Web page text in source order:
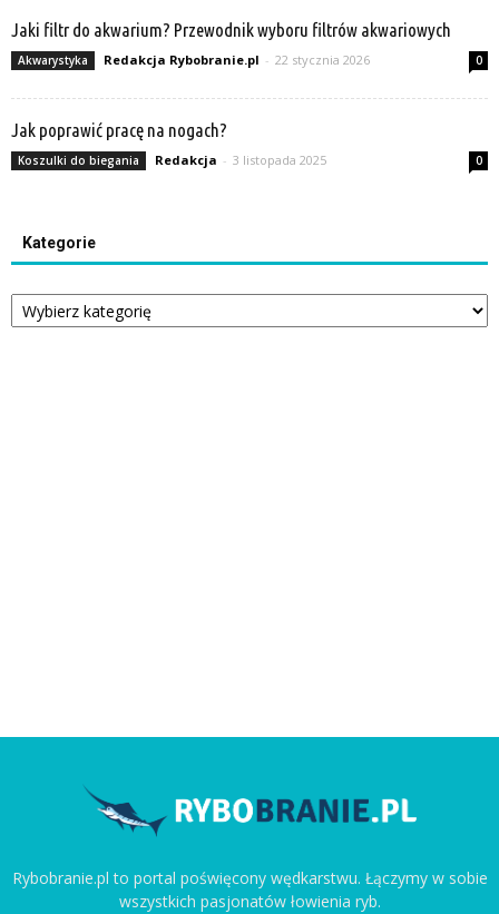
Jaki filtr do akwarium? Przewodnik wyboru filtrów akwariowych
Akwarystyka Redakcja Rybobranie.pl - 22 stycznia 2026 0
Jak poprawić pracę na nogach?
Koszulki do biegania Redakcja - 3 listopada 2025 0
Kategorie
Kategorie
Rybobranie.pl to portal poświęcony wędkarstwu. Łączymy w sobie
wszystkich pasjonatów łowienia ryb.